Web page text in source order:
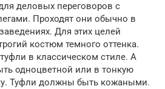
деловых переговоров с
Проходят они обычно в
Для этих целей
костюм темного оттенка.
в классическом стиле. А
одноцветной или в тонкую
Туфли должны быть кожаными.